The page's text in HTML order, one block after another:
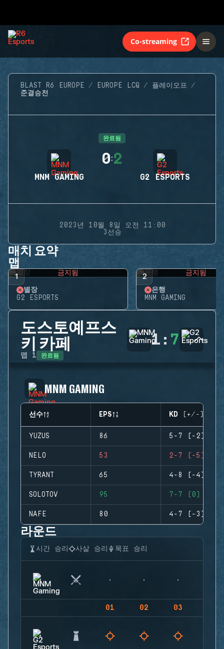
Co-streaming
BLAST R6 EUROPE EUROPE LCQ
플레이오프
준결승전
완료됨
MNM GAMING
0:2
G2 ESPORTS
2023년 10월 8일 오전 11:00
3선승
매치 요약
맵
1 금지됨
별장
G2 ESPORTS
2 금지됨
은행
MNM GAMING
도스토예프스
키 카페
맵 1 완료됨
1 : 7
MNM GAMING
선수 EPS KD (+/-)
YUZUS 86 5-7 (-2)
NELO 53 2-7 (-5)
TYRANT 65 4-8 (-4)
SOLOTOV 95 7-7 (0)
NAFE 80 4-7 (-3)
라운드
시간 승리 사살 승리 목표 승리
01 02 03